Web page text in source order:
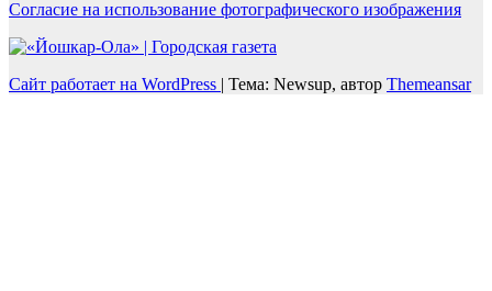
Согласие на использование фотографического изображения
Сайт работает на WordPress | Тема: Newsup, автор Themeansar